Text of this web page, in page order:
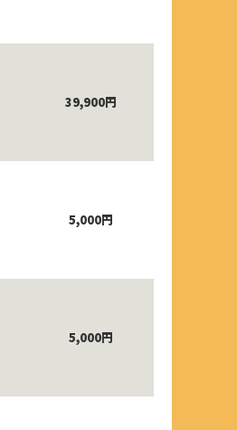
39,900円
5,000円
5,000円